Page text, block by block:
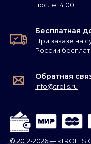
после 14:00
Бесплатная
При заказе на
России
Обратная
info@trolls.ru
© 2012-2026 —